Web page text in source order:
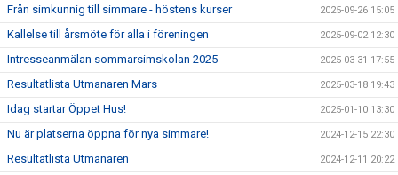
Från simkunnig till simmare - höstens kurser 2025-09-26 15:05
Kallelse till årsmöte för alla i föreningen 2025-09-02 12:30
Intresseanmälan sommarsimskolan 2025 2025-03-31 17:55
Resultatlista Utmanaren Mars 2025-03-18 19:43
Idag startar Öppet Hus! 2025-01-10 13:30
Nu är platserna öppna för nya simmare! 2024-12-15 22:30
Resultatlista Utmanaren 2024-12-11 20:22